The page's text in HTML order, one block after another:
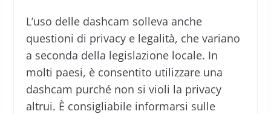
L’uso delle dashcam solleva anche
questioni di privacy e legalità, che variano
a seconda della legislazione locale. In
molti paesi, è consentito utilizzare una
dashcam purché non si violi la privacy
altrui. È consigliabile informarsi sulle